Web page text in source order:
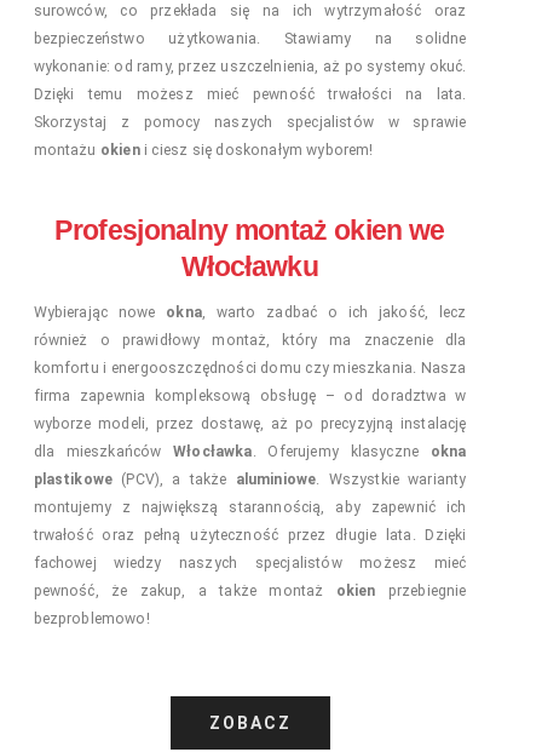
surowców, co przekłada się na ich wytrzymałość oraz
bezpieczeństwo użytkowania. Stawiamy na solidne
wykonanie: od ramy, przez uszczelnienia, aż po systemy okuć.
Dzięki temu możesz mieć pewność trwałości na lata.
Skorzystaj z pomocy naszych specjalistów w sprawie
montażu okieni ciesz się doskonałym wyborem!
Profesjonalny montaż okien we
Włocławku
Wybierając nowe okna, warto zadbać o ich jakość, lecz
również o prawidłowy montaż, który ma znaczenie dla
komfortu i energooszczędności domu czy mieszkania. Nasza
firma zapewnia kompleksową obsługę – od doradztwa w
wyborze modeli, przez dostawę, aż po precyzyjną instalację
dla mieszkańcówWłocławka. Oferujemy klasyczne okna
plastikowe (PCV), a także aluminiowe. Wszystkie warianty
montujemy z największą starannością, aby zapewnić ich
trwałość oraz pełną użyteczność przez długie lata. Dzięki
fachowej wiedzy naszych specjalistów możesz mieć
pewność, że zakup, a także montaż okien przebiegnie
bezproblemowo!
ZOBACZ